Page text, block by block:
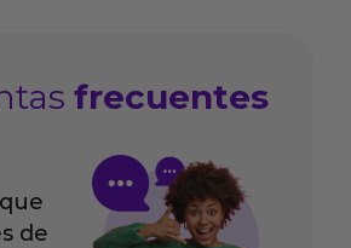
frecuentes
de